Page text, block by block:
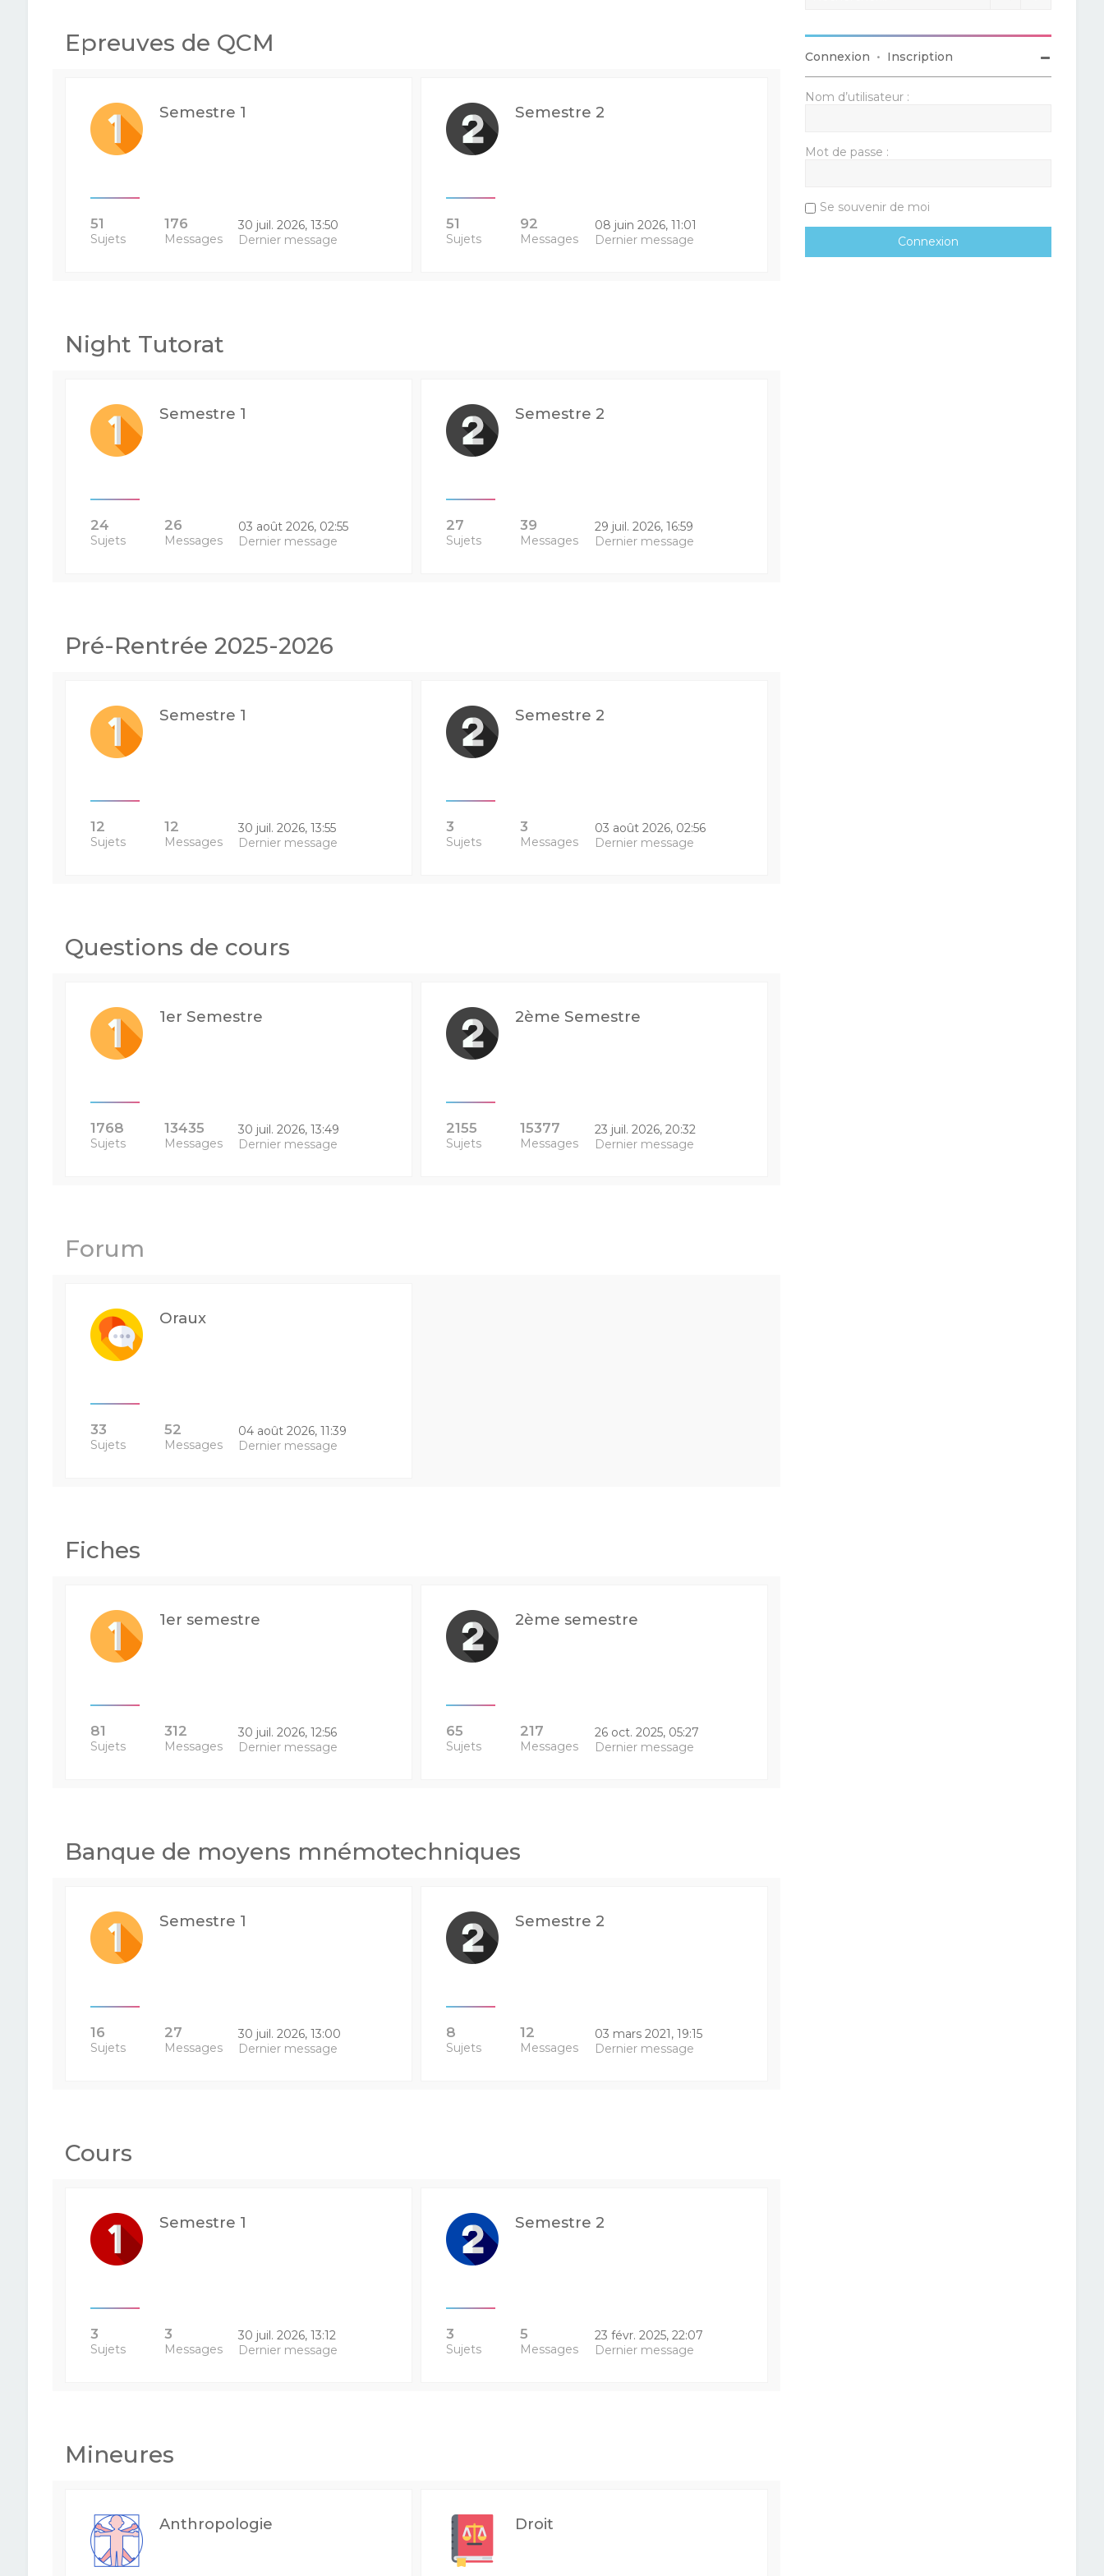
Epreuves de QCM
Semestre 1
51
Sujets
176
Messages
30 juil. 2026, 13:50
Dernier message
Semestre 2
51
Sujets
92
Messages
08 juin 2026, 11:01
Dernier message
Night Tutorat
Semestre 1
24
Sujets
26
Messages
03 août 2026, 02:55
Dernier message
Semestre 2
27
Sujets
39
Messages
29 juil. 2026, 16:59
Dernier message
Pré-Rentrée 2025-2026
Semestre 1
12
Sujets
12
Messages
30 juil. 2026, 13:55
Dernier message
Semestre 2
3
Sujets
3
Messages
03 août 2026, 02:56
Dernier message
Questions de cours
1er Semestre
1768
Sujets
13435
Messages
30 juil. 2026, 13:49
Dernier message
2ème Semestre
2155
Sujets
15377
Messages
23 juil. 2026, 20:32
Dernier message
Forum
Oraux
33
Sujets
52
Messages
04 août 2026, 11:39
Dernier message
Fiches
1er semestre
81
Sujets
312
Messages
30 juil. 2026, 12:56
Dernier message
2ème semestre
65
Sujets
217
Messages
26 oct. 2025, 05:27
Dernier message
Banque de moyens mnémotechniques
Semestre 1
16
Sujets
27
Messages
30 juil. 2026, 13:00
Dernier message
Semestre 2
8
Sujets
12
Messages
03 mars 2021, 19:15
Dernier message
Cours
Semestre 1
3
Sujets
3
Messages
30 juil. 2026, 13:12
Dernier message
Semestre 2
3
Sujets
5
Messages
23 févr. 2025, 22:07
Dernier message
Mineures
Anthropologie Droit
Connexion • Inscription
Nom d’utilisateur :
Mot de passe :
Se souvenir de moi